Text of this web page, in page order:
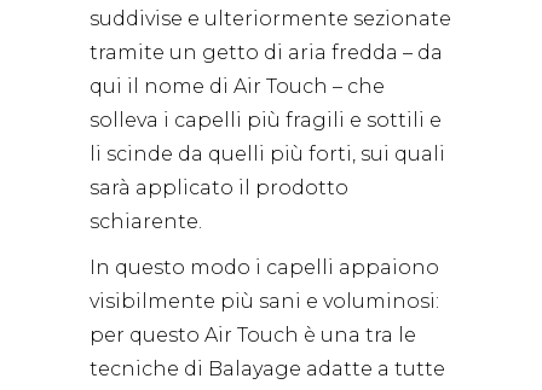
suddivise e ulteriormente sezionate
tramite un getto di aria fredda – da
qui il nome di Air Touch – che
solleva i capelli più fragili e sottili e
li scinde da quelli più forti, sui quali
sarà applicato il prodotto
schiarente.
In questo modo i capelli appaiono
visibilmente più sani e voluminosi:
per questo Air Touch è una tra le
tecniche di Balayage adatte a tutte